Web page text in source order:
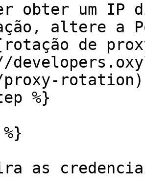
obter um IP
altere a
de
proxy-
%}
as